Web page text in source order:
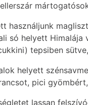
használjunk
só helyett Himalája
tepsiben
helyett
pici
lassan